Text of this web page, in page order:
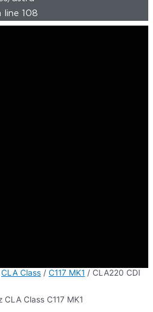
line 108
CLA Class / C117 MK1 / CLA220 CDI
Class C117 MK1